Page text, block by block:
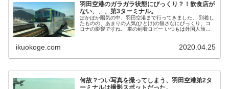
羽田空港のガラガラ状態にびっくり？！飲食店が
ない、、、第3ターミナル。
ぽかぽか陽気の中、羽田空港まで行ってきました。 到着し
たものの、あまりの人気(ひとけ)の無さなにびっくり、コ
ロナの影響ですね。 車の到着ロビー いつもは外国人旅行
ikuokoge.com 2020.04.25
何故？つい写真を撮ってしまう、羽田空港第2タ